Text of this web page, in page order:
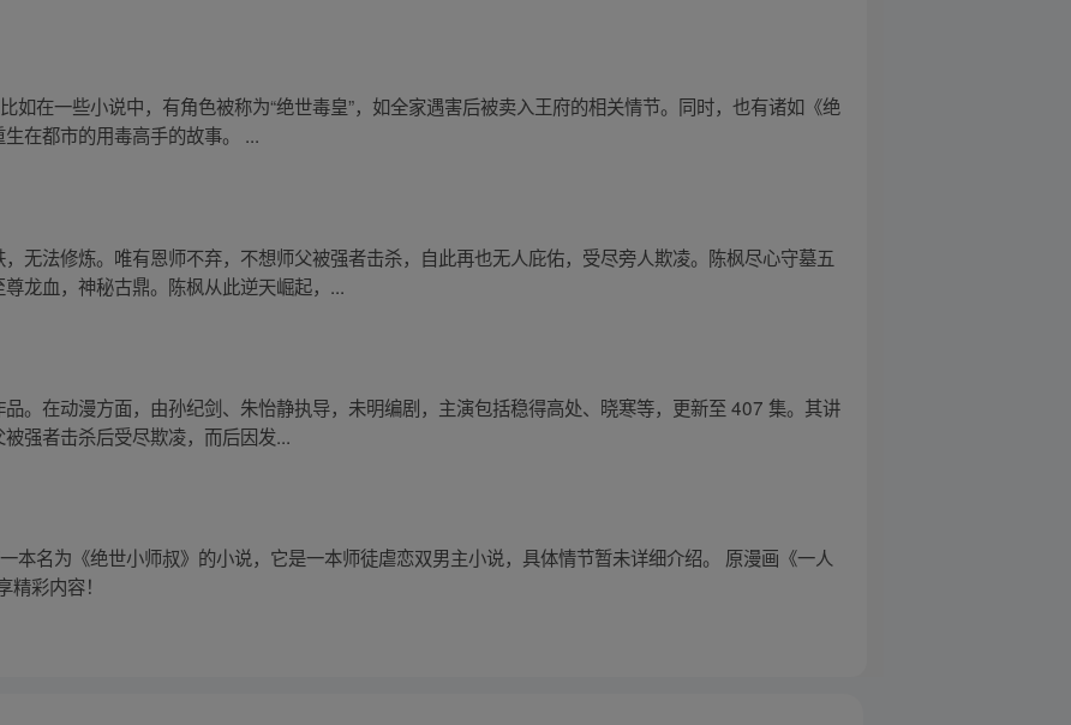
如在一些小说中，有角色被称为“绝世毒皇”，如全家遇害后被卖入王府的相关情节。同时，也有诸如《绝
在都市的用毒高手的故事。 ...
，无法修炼。唯有恩师不弃，不想师父被强者击杀，自此再也无人庇佑，受尽旁人欺凌。陈枫尽心守墓五
龙血，神秘古鼎。陈枫从此逆天崛起，...
品。在动漫方面，由孙纪剑、朱怡静执导，未明编剧，主演包括稳得高处、晓寒等，更新至 407 集。其讲
强者击杀后受尽欺凌，而后因发...
本名为《绝世小师叔》的小说，它是一本师徒虐恋双男主小说，具体情节暂未详细介绍。 原漫画《一人
彩内容！